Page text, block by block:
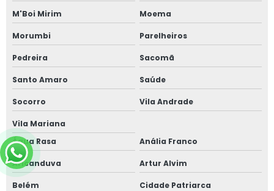
M'Boi Mirim Moema
Morumbi Parelheiros
Pedreira Sacomã
Santo Amaro Saúde
Socorro Vila Andrade
Vila Mariana
Água Rasa
Anália Franco
Aricanduva Artur Alvim
Belém Cidade Patriarca